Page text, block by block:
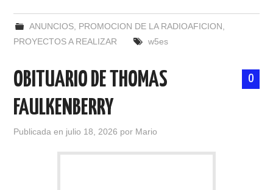
ANUNCIOS, PROMOCION DE LA RADIOAFICION,
PROYECTOS A REALIZAR
w5es
0
OBITUARIO DE THOMAS
FAULKENBERRY
Publicada en julio 18, 2026 por Mario